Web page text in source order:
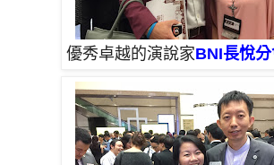
優秀卓越的演說家BNI長悅